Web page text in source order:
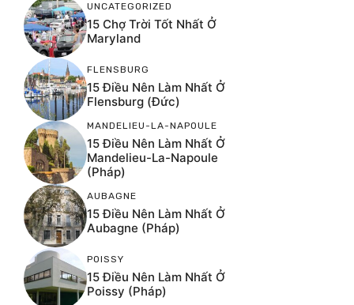
UNCATEGORIZED
15 Chợ Trời Tốt Nhất Ở
Maryland
FLENSBURG
15 Điều Nên Làm Nhất Ở
Flensburg (Đức)
MANDELIEU-LA-NAPOULE
15 Điều Nên Làm Nhất Ở
Mandelieu-La-Napoule
(Pháp)
AUBAGNE
15 Điều Nên Làm Nhất Ở
Aubagne (Pháp)
POISSY
15 Điều Nên Làm Nhất Ở
Poissy (Pháp)